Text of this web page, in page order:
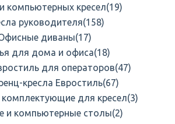
компьютерных кресел(19)
руководителя(158)
диваны(17)
для дома и офиса(18)
для операторов(47)
кресла Евростиль(67)
комплектующие для кресел(3)
и компьютерные столы(2)